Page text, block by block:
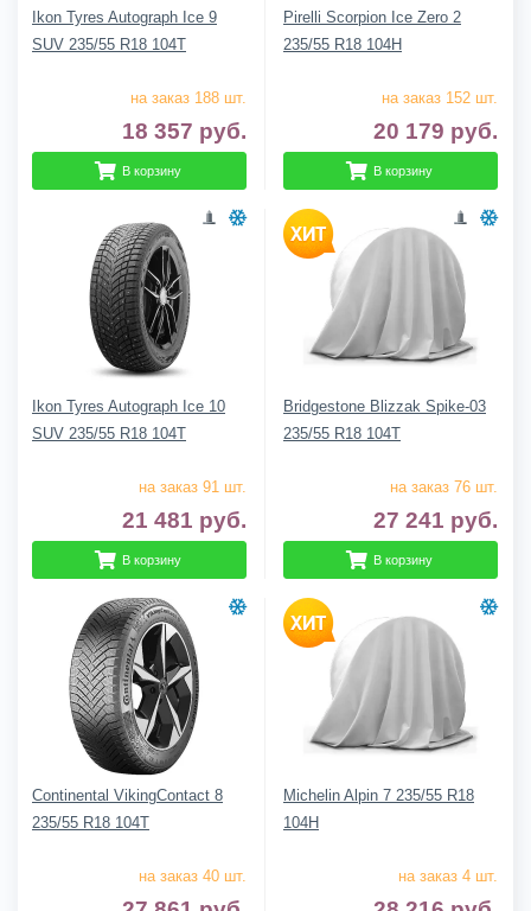
Ikon Tyres Autograph Ice 9
SUV 235/55 R18 104T
на заказ 188 шт.
18 357 руб.
В корзину
Pirelli Scorpion Ice Zero 2
235/55 R18 104H
на заказ 152 шт.
20 179 руб.
В корзину
Ikon Tyres Autograph Ice 10
SUV 235/55 R18 104T
на заказ 91 шт.
21 481 руб.
В корзину
Bridgestone Blizzak Spike-03
235/55 R18 104T
на заказ 76 шт.
27 241 руб.
В корзину
Continental VikingContact 8
235/55 R18 104T
на заказ 40 шт.
Michelin Alpin 7 235/55 R18
104H
на заказ 4 шт.